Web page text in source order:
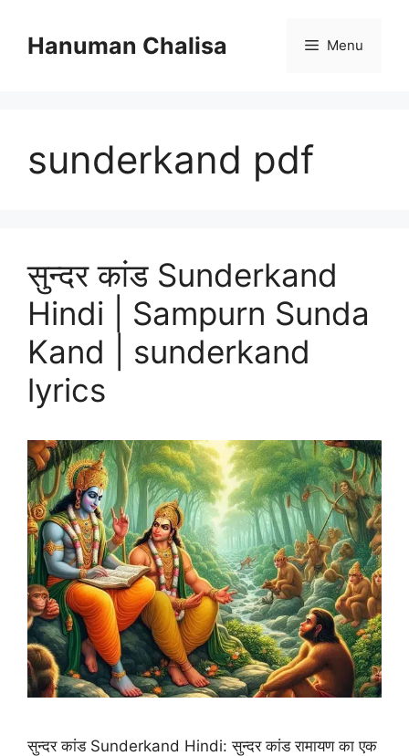
contentHanuman Chalisa Menu
sunderkand pdf
सुन्दर कांड Sunderkand
Hindi | Sampurn Sunda
Kand | sunderkand
lyrics
सुन्दर कांड Sunderkand Hindi: सुन्दर कांड रामायण का एक